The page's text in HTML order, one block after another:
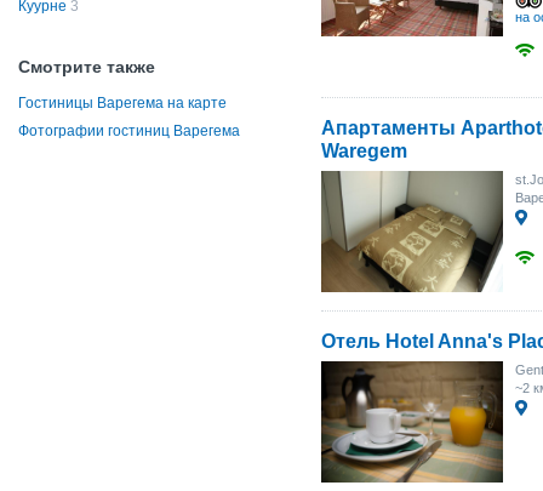
Куурне 3
Смотрите также
Гостиницы Варегема на карте
Фотографии гостиниц Варегема
на
Апартаменты
Waregem
Отель Hotel Anna's
~2